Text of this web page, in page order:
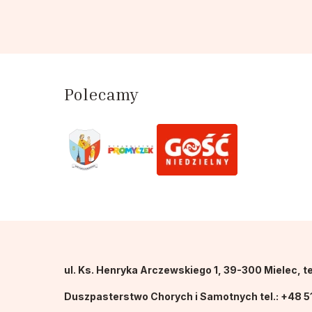
Polecamy
ul. Ks. Henryka Arczewskiego 1, 39-300 Mielec,
Duszpasterstwo Chorych i Samotnych tel.: +48